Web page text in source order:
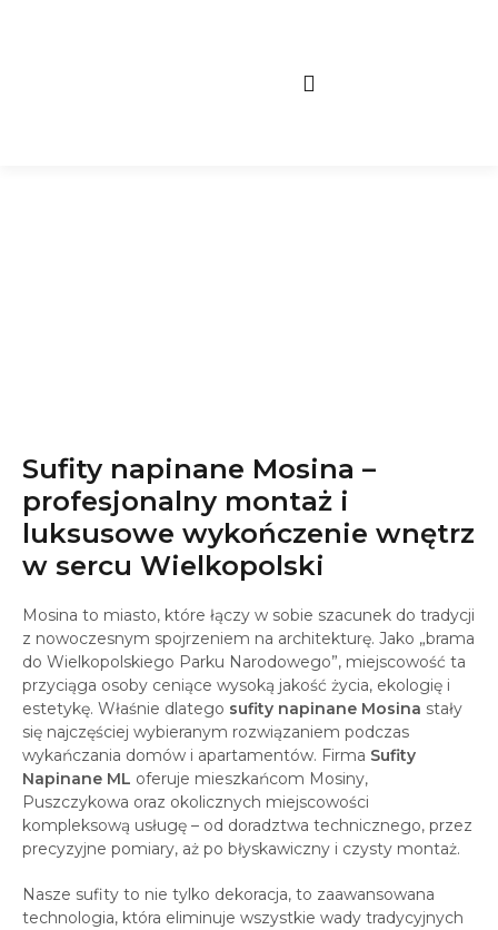
Sufity napinane Mosina –
profesjonalny montaż i
luksusowe wykończenie wnętrz
w sercu Wielkopolski
Mosina to miasto, które łączy w sobie szacunek do tradycji
z nowoczesnym spojrzeniem na architekturę. Jako „brama
do Wielkopolskiego Parku Narodowego”, miejscowość ta
przyciąga osoby ceniące wysoką jakość życia, ekologię i
estetykę. Właśnie dlatego sufity napinane Mosina stały
się najczęściej wybieranym rozwiązaniem podczas
wykańczania domów i apartamentów. Firma Sufity
Napinane ML oferuje mieszkańcom Mosiny,
Puszczykowa oraz okolicznych miejscowości
kompleksową usługę – od doradztwa technicznego, przez
precyzyjne pomiary, aż po błyskawiczny i czysty montaż.
Nasze sufity to nie tylko dekoracja, to zaawansowana
technologia, która eliminuje wszystkie wady tradycyjnych